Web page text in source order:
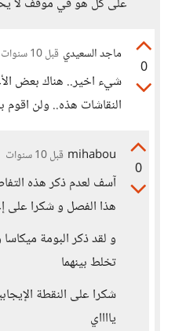
0
ماجد السعيدي قبل 10 سنوات
شيء اخير.. هناك بعض
النقاشات هذه.. ولن
0
mihabou قبل 10 سنوات
آسف لعدم ذكر هذه
هذا الفصل و شكرا على
و لقد ذكر البومة
تخلط بينهما
يااااي